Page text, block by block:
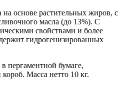
основе растительных жиров, с
масла (до 13%). С
свойствами и более
гидрогенизированных
в пергаментной бумаге,
Масса нетто 10 кг.